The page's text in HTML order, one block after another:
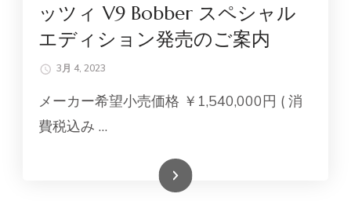
ッツィ V9 Bobber スペシャル
エディション発売のご案内
3月 4, 2023
メーカー希望小売価格 ￥1,540,000円 ( 消
費税込み …
続きを読む